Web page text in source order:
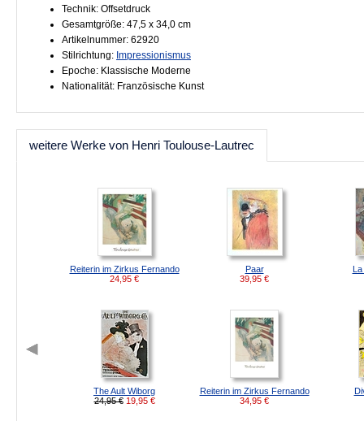
Technik: Offsetdruck
Gesamtgröße: 47,5 x 34,0 cm
Artikelnummer: 62920
Stilrichtung: Impressionismus
Epoche: Klassische Moderne
Nationalität: Französische Kunst
weitere Werke von Henri Toulouse-Lautrec
Reiterin im Zirkus Fernando
24,95 €
Paar
39,95 €
La
The Ault Wiborg
24,95 € 19,95 €
Reiterin im Zirkus Fernando
34,95 €